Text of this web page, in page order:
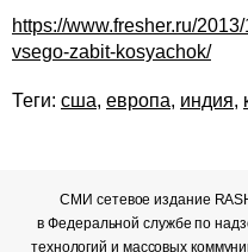
https://www.fresher.ru/
vsego-zabit-kosyachok/
Теги: сша, европа, индия,
СМИ сетевое издание
в Федеральной службе по
технологий и массовых